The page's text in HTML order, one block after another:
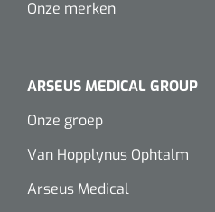
Onze merken
ARSEUS MEDICAL GROUP
Onze groep
Van Hopplynus Ophtalm
Arseus Medical